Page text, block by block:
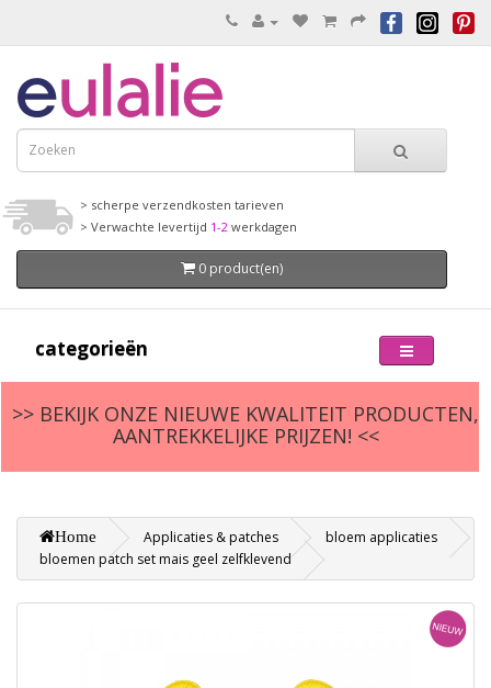
> scherpe verzendkosten tarieven
> Verwachte levertijd 1-2 werkdagen
0 product(en)
categorieën
>> BEKIJK ONZE NIEUWE KWALITEIT PRODUCTEN,
AANTREKKELIJKE PRIJZEN! <<
Home Applicaties & patches
bloem applicaties
bloemen patch set mais geel zelfklevend